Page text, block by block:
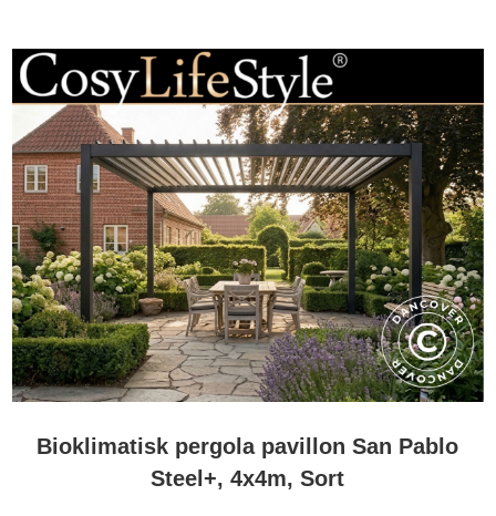
Bioklimatisk pergola pavillon San Pablo
Steel+, 4x4m, Sort